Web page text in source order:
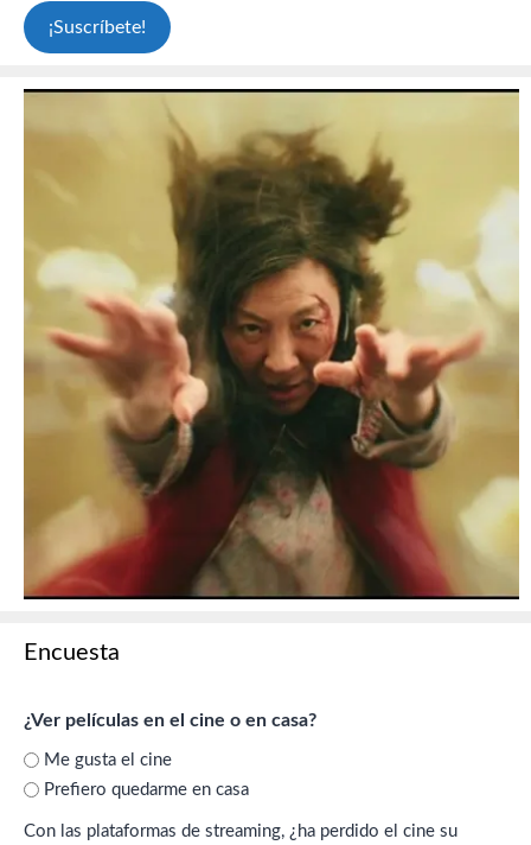
Encuesta
¿Ver películas en el cine o en casa?
Me gusta el cine
Prefiero quedarme en casa
Con las plataformas de streaming, ¿ha perdido el cine su